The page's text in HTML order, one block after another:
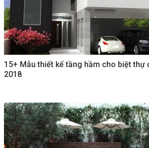
15+ Mẫu thiết kế tầng hầm cho biệt thự
2018